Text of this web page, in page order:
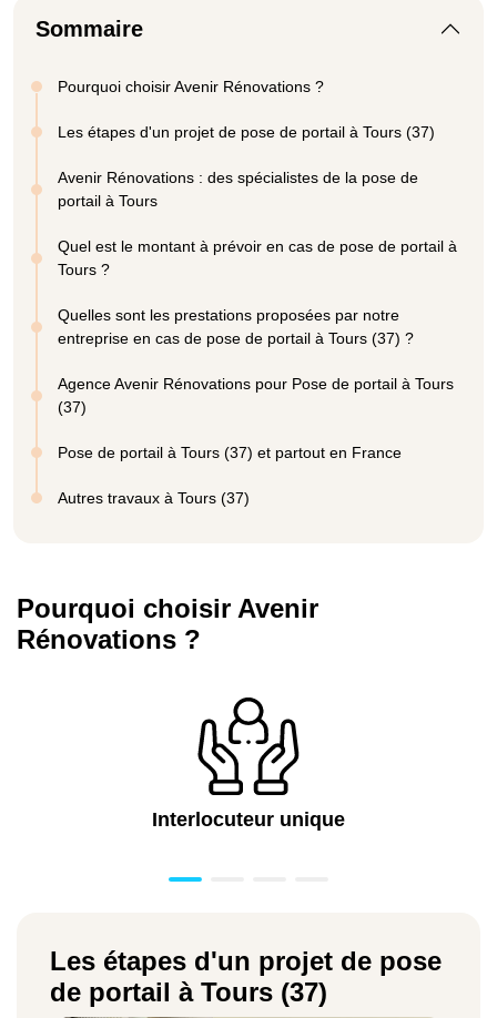
Sommaire
Pourquoi choisir Avenir Rénovations ?
Les étapes d'un projet de pose de portail à Tours (37)
Avenir Rénovations : des spécialistes de la pose de
portail à Tours
Quel est le montant à prévoir en cas de pose de portail à
Tours ?
Quelles sont les prestations proposées par notre
entreprise en cas de pose de portail à Tours (37) ?
Agence Avenir Rénovations pour Pose de portail à Tours
(37)
Pose de portail à Tours (37) et partout en France
Autres travaux à Tours (37)
Pourquoi choisir Avenir
Rénovations ?
Interlocuteur unique
Les étapes d'un projet de pose
de portail à Tours (37)